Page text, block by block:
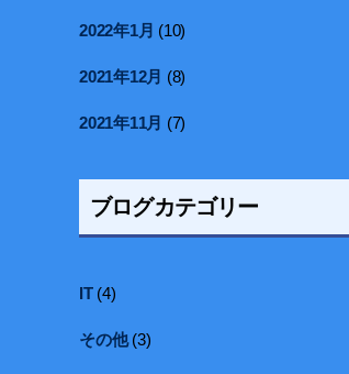
2022年1月 (10)
2021年12月 (8)
2021年11月 (7)
ブログカテゴリー
IT(4)
その他(3)